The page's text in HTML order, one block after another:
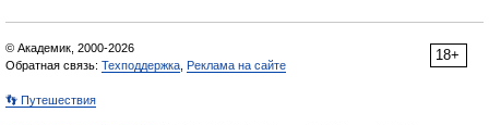
18+
© Академик, 2000-2026
Обратная связь: Техподдержка Реклама на сайте
👣 Путешествия